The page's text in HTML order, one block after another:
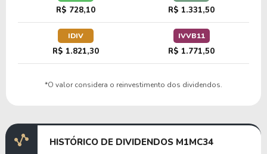
R$ 728,10 R$ 1.331,50
IDIV
R$ 1.821,30
IVVB11
R$ 1.771,50
*O valor considera o reinvestimento dos dividendos.
HISTÓRICO DE DIVIDENDOS M1MC34